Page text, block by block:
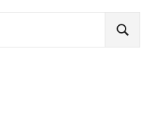
検
索